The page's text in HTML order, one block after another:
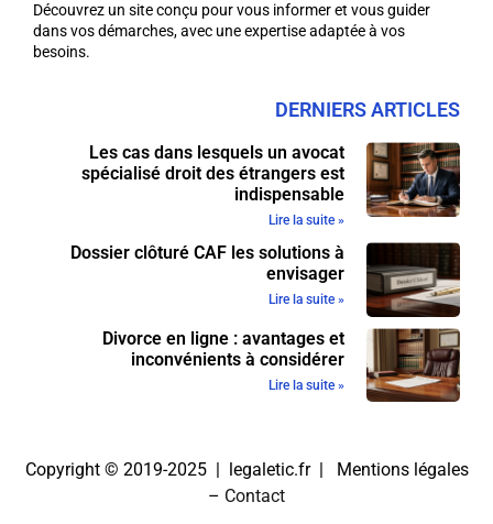
Découvrez un site conçu pour vous informer et vous guider
dans vos démarches, avec une expertise adaptée à vos
besoins.
DERNIERS ARTICLES
Les cas dans lesquels un avocat
spécialisé droit des étrangers est
indispensable
Lire la suite »
Dossier clôturé CAF les solutions à
envisager
Lire la suite »
Divorce en ligne : avantages et
inconvénients à considérer
Lire la suite »
Copyright © 2019-2025 | legaletic.fr |
Mentions légales
– Contact